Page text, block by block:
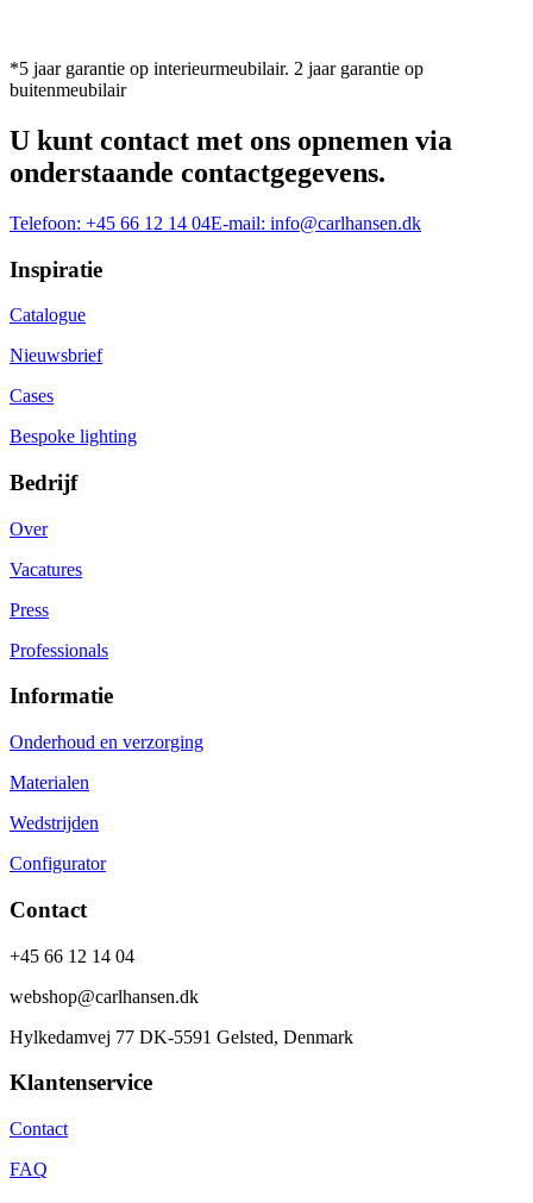
*5 jaar garantie op interieurmeubilair. 2 jaar garantie op
buitenmeubilair
U kunt contact met ons opnemen via
onderstaande contactgegevens.
Telefoon: +45 66 12 14 04E-mail: info@carlhansen.dk
Inspiratie
Catalogue
Nieuwsbrief
Cases
Bespoke lighting
Bedrijf
Over
Vacatures
Press
Professionals
Informatie
Onderhoud en verzorging
Materialen
Wedstrijden
Configurator
Contact
+45 66 12 14 04
webshop@carlhansen.dk
Hylkedamvej 77 DK-5591 Gelsted, Denmark
Klantenservice
Contact
FAQ